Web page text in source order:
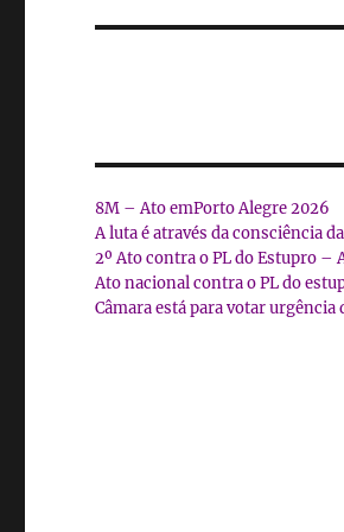
8M – Ato emPorto Alegre 2026
A luta é através da consciência
2º Ato contra o PL do Estupro –
Ato nacional contra o PL do
Câmara está para votar